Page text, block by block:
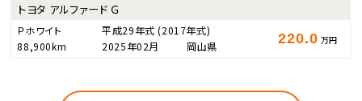
トヨタ アルファード Ｇ
Ｐホワイト 平成29年式(2017年式)
88,900km
2025年02月 岡山県 220.0 万円